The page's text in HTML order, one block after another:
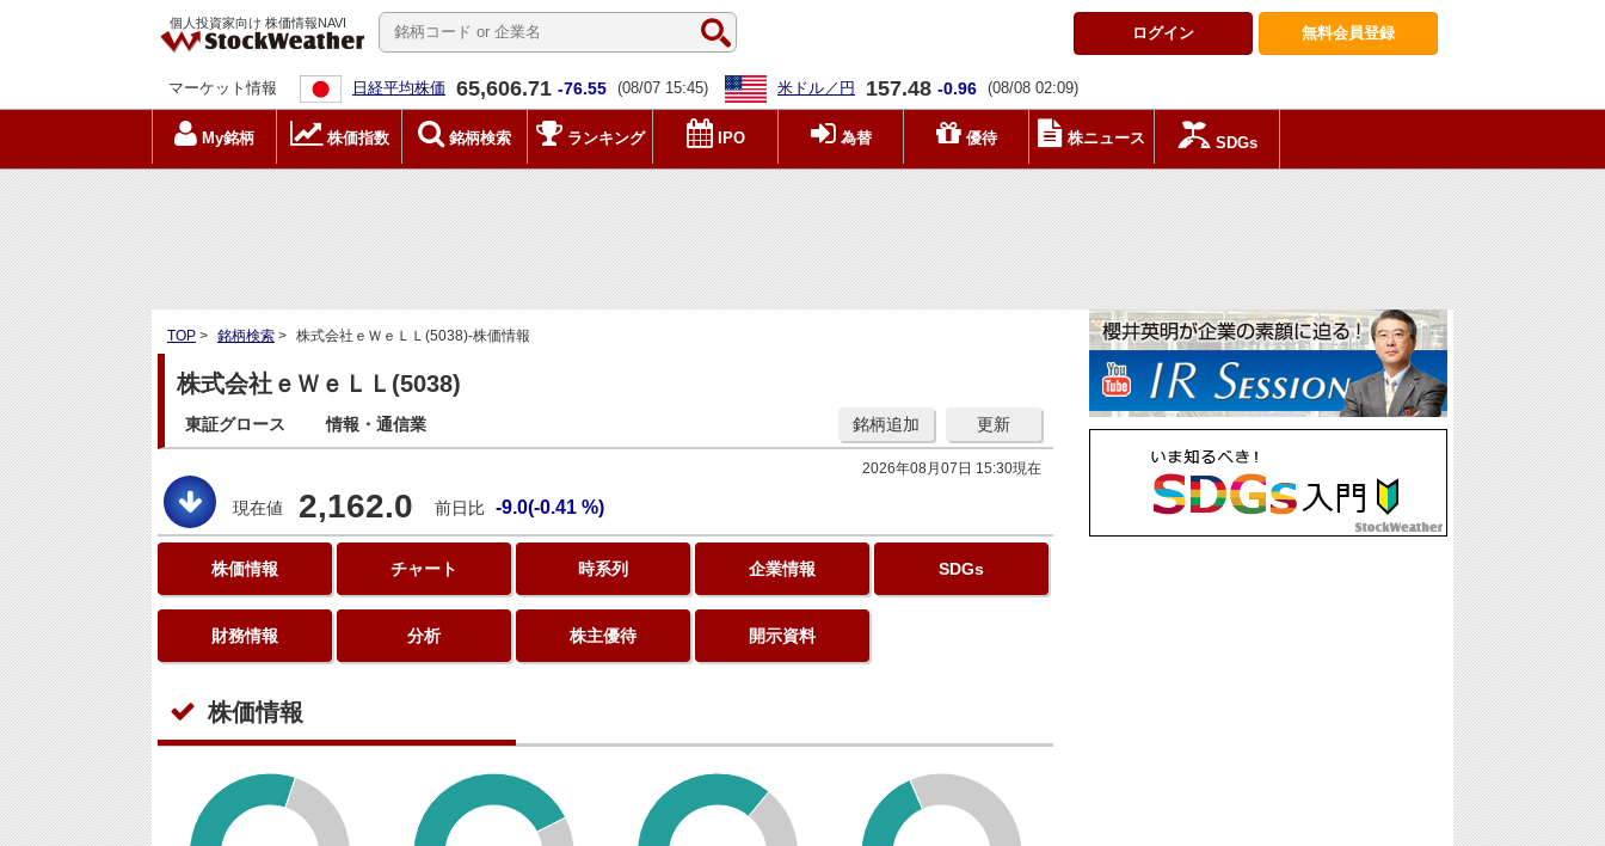
個人投資家向け 株価情報NAVI
無料会員登録
ログイン
マーケット情報 日経平均株価 65,606.71 -76.55 (08/07 15:45) 米ドル／円 157.48 -0.96 (08/08 02:09)
My銘柄 株価指数 銘柄検索 ランキング IPO 為替 優待 株ニュース SDGs
TOP > 銘柄検索 > 株式会社ｅＷｅＬＬ(5038)-株価情報
株式会社ｅＷｅＬＬ(5038)
東証グロース 情報・通信業 更新
銘柄追加
2026年08月07日 15:30現在
現在値 2,162.0 前日比 -9.0(-0.41 %)
株価情報 チャート 時系列 企業情報 SDGs
財務情報 分析 株主優待 開示資料
株価情報